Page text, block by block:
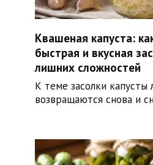
Квашеная капуста:
быстрая и вкусная
лишних сложностей
К теме засолки капусты
возвращаются снова и